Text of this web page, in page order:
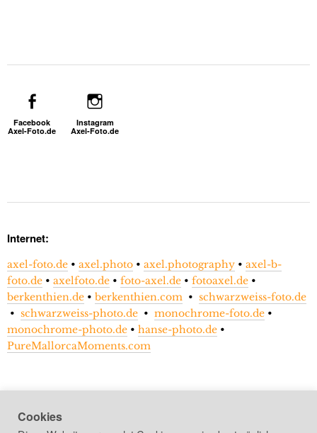
Facebook
Axel-Foto.de
Instagram
Axel-Foto.de
Internet:
axel-foto.de • axel.photo • axel.photography • axel-b-
foto.de • axelfoto.de • foto-axel.de • fotoaxel.de •
berkenthien.de • berkenthien.com • schwarzweiss-foto.de
• schwarzweiss-photo.de • monochrome-foto.de •
monochrome-photo.de • hanse-photo.de •
PureMallorcaMoments.com
Cookies